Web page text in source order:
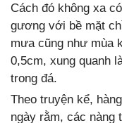
Cách đó không xa
gương với bề mặt
mưa cũng như mùa
0,5cm, xung quanh
trong đá.
Theo truyện kể,
ngày rằm, các nàng